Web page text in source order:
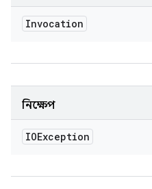
Invocation
নিক্ষেপ
IOException